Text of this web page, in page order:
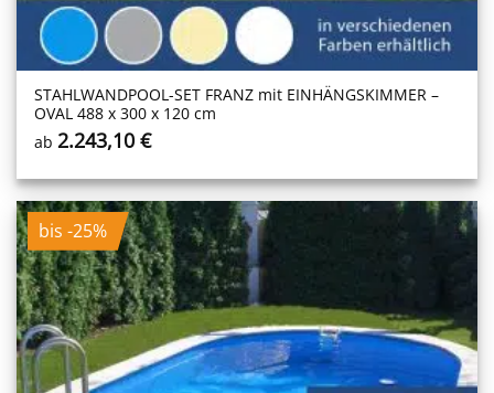
STAHLWANDPOOL-SET FRANZ mit EINHÄNGSKIMMER –
OVAL 488 x 300 x 120 cm
ab2.243,10€
bis -25%